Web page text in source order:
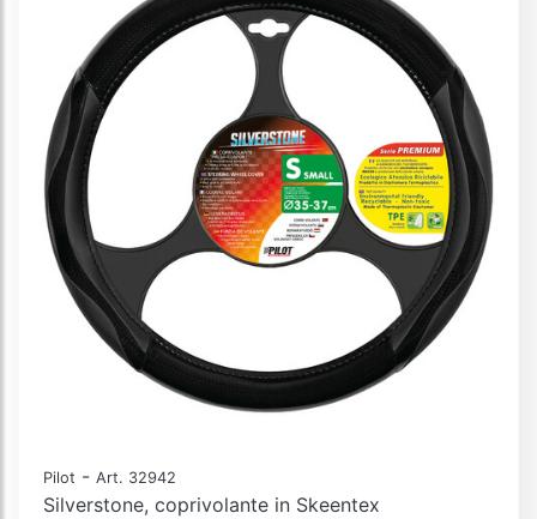
Pilot - Art. 32942
Silverstone, coprivolante in Skeentex